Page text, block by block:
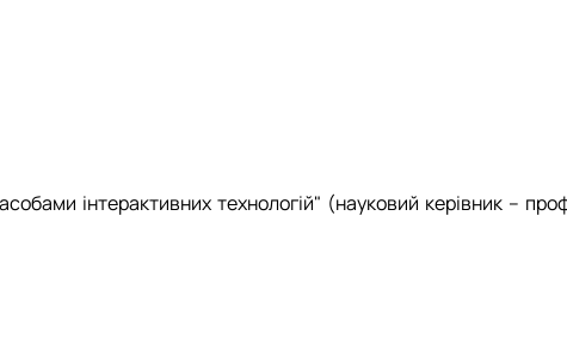
інтерактивних технологій" (науковий керівник –